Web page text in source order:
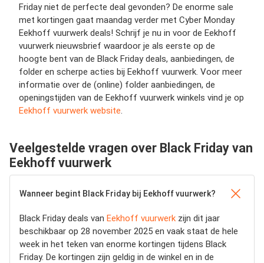
Friday niet de perfecte deal gevonden? De enorme sale
met kortingen gaat maandag verder met Cyber Monday
Eekhoff vuurwerk deals! Schrijf je nu in voor de Eekhoff
vuurwerk nieuwsbrief waardoor je als eerste op de
hoogte bent van de Black Friday deals, aanbiedingen, de
folder en scherpe acties bij Eekhoff vuurwerk. Voor meer
informatie over de (online) folder aanbiedingen, de
openingstijden van de Eekhoff vuurwerk winkels vind je op
Eekhoff vuurwerk website.
Veelgestelde vragen over Black Friday van
Eekhoff vuurwerk
Wanneer begint Black Friday bij Eekhoff vuurwerk?
Black Friday deals van Eekhoff vuurwerk zijn dit jaar
beschikbaar op 28 november 2025 en vaak staat de hele
week in het teken van enorme kortingen tijdens Black
Friday. De kortingen zijn geldig in de winkel en in de